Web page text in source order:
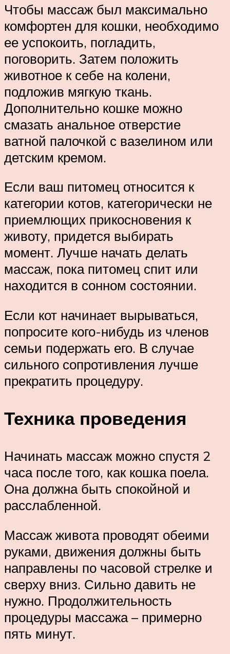
Чтобы массаж был максимально
комфортен для кошки, необходимо
ее успокоить, погладить,
поговорить. Затем положить
животное к себе на колени,
подложив мягкую ткань.
Дополнительно кошке можно
смазать анальное отверстие
ватной палочкой с вазелином или
детским кремом.
Если ваш питомец относится к
категории котов, категорически не
приемлющих прикосновения к
животу, придется выбирать
момент. Лучше начать делать
массаж, пока питомец спит или
находится в сонном состоянии.
Если кот начинает вырываться,
попросите кого-нибудь из членов
семьи подержать его. В случае
сильного сопротивления лучше
прекратить процедуру.
Техника проведения
Начинать массаж можно спустя 2
часа после того, как кошка поела.
Она должна быть спокойной и
расслабленной.
Массаж живота проводят обеими
руками, движения должны быть
направлены по часовой стрелке и
сверху вниз. Сильно давить не
нужно. Продолжительность
процедуры массажа – примерно
пять минут.